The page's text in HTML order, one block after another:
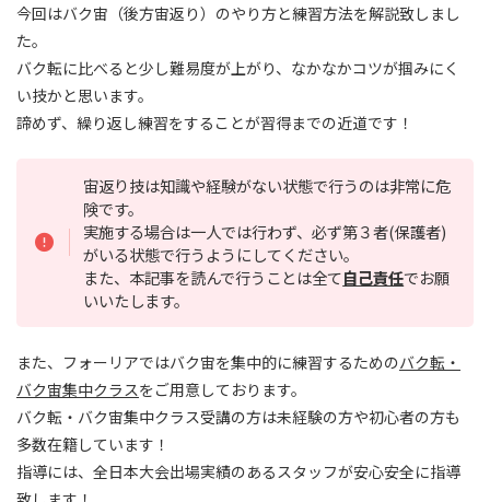
今回はバク宙（後方宙返り）のやり方と練習方法を解説致しまし
た。
バク転に比べると少し難易度が上がり、なかなかコツが掴みにく
い技かと思います。
諦めず、繰り返し練習をすることが習得までの近道です！
宙返り技は知識や経験がない状態で行うのは非常に危
険です。
実施する場合は一人では行わず、必ず第３者(保護者)
がいる状態で行うようにしてください。
また、本記事を読んで行うことは全て自己責任でお願
いいたします。
また、フォーリアではバク宙を集中的に練習するためのバク転・
バク宙集中クラスをご用意しております。
バク転・バク宙集中クラス受講の方は未経験の方や初心者の方も
多数在籍しています！
指導には、全日本大会出場実績のあるスタッフが安心安全に指導